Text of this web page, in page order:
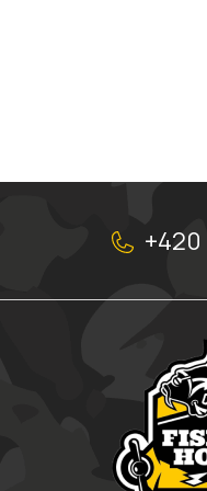
Z
+420